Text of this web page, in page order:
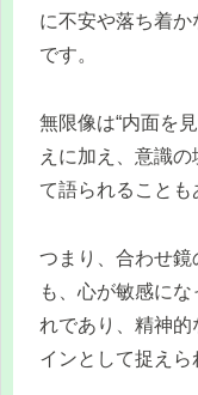
に不安や落ち着
です。
無限像は“内面を
えに加え、意識
て語られることも
つまり、合わせ鏡
も、心が敏感に
れであり、精神
インとして捉えら